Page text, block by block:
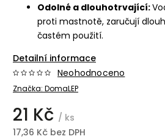
Odolné a dlouhotrvající:
proti mastnotě, zaručují
častém použití.
Detailní informace
Značka: DomaLEP
Neohodnoceno
21 Kč / ks
17,36 Kč bez DPH